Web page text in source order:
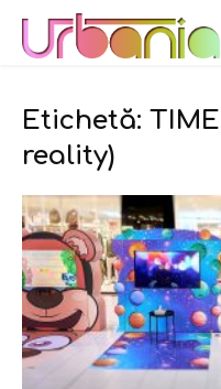
Etichetă:
reality)